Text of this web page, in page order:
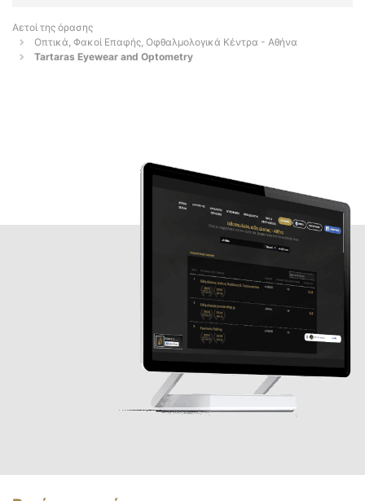
Αετοί της όρασης
Οπτικά, Φακοί Επαφής, Οφθαλμολογικά Κέντρα - Αθήνα
Tartaras Eyewear and Optometry